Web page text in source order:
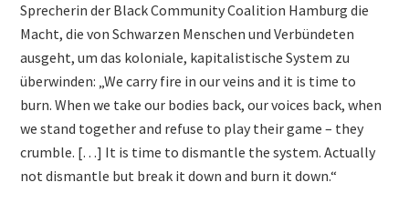
Sprecherin der Black Community Coalition Hamburg die
Macht, die von Schwarzen Menschen und Verbündeten
ausgeht, um das koloniale, kapitalistische System zu
überwinden: „We carry fire in our veins and it is time to
burn. When we take our bodies back, our voices back, when
we stand together and refuse to play their game – they
crumble. […] It is time to dismantle the system. Actually
not dismantle but break it down and burn it down.“